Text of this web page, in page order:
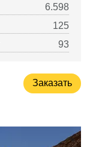
6.598
125
93
Заказать